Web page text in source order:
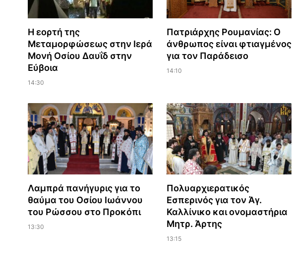
Η εορτή της
Μεταμορφώσεως στην Ιερά
Μονή Οσίου Δαυΐδ στην
Εύβοια
14:30
Πατριάρχης Ρουμανίας: Ο
άνθρωπος είναι φτιαγμένος
για τον Παράδεισο
14:10
Λαμπρά πανήγυρις για το
θαύμα του Οσίου Ιωάννου
του Ρώσσου στο Προκόπι
13:30
Πολυαρχιερατικός
Εσπερινός για τον Άγ.
Καλλίνικο και ονομαστήρια
Μητρ. Άρτης
13:15